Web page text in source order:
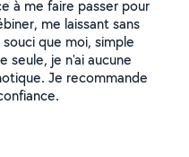
à me faire passer pour
me laissant sans
que moi, simple
seule, je n'ai aucune
Je recommande